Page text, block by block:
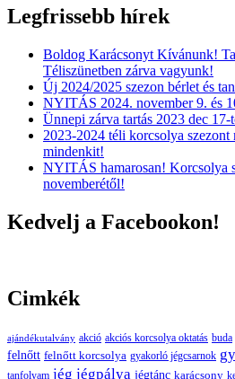
Legfrissebb hírek
Boldog Karácsonyt Kívánunk!
Téliszünetben zárva vagyunk!
Új 2024/2025 szezon bérlet és
NYITÁS 2024. november 9. és
Ünnepi zárva tartás 2023 dec
2023-2024 téli korcsolya
mindenkit!
NYITÁS hamarosan! Korcsolya
novemberétől!
Kedvelj a Facebookon!
Cimkék
ajándékutalvány akció akciós korcsolya oktatás buda
felnőtt felnőtt korcsolya gyakorló jégcsarnok
tanfolyam jég jégpálya jégtánc karácsony